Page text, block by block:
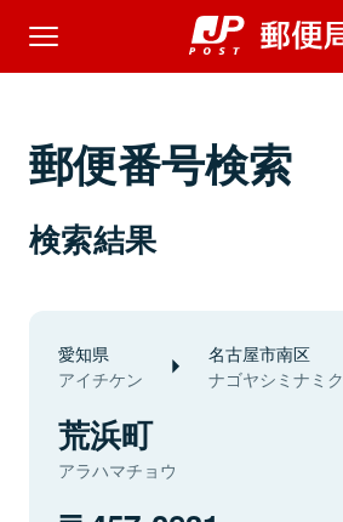
郵便番号検索
検索結果
愛知県
アイチケン
名古屋市南区
ナゴヤシミナミク
荒浜町
アラハマチョウ